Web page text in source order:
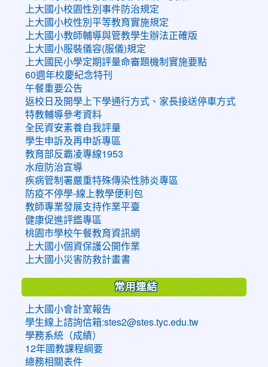
上大國小校園性別事件防治規定
上大國小校性別平等教育實施規定
上大國小教師輔導與管教學生辦法正確版
上大國小服裝儀容(服儀)規定
上大國民小學定期評量命審題機制實施要點
60週年校慶紀念特刊
午餐重要公告
返校日及開學上下學通行方式、家長接送停車方式
特教輔導參考資料
全民資安素養自我評量
學生申訴及再申訴專區
教育部反霸凌專線1953
水痘防治宣導
疾病管制署嚴重特殊傳染性肺炎專區
防疫不停學-線上教學便利包
教師專業發展支持作業平臺
健康促進評鑑專區
桃園市學校午餐教育資訊網
上大國小個資保護公開作業
上大國小災害防救計畫書
常用連結
上大國小會計室報告
學生線上諮詢信箱:stes2@stes.tyc.edu.tw
學務系統（成績）
12年國教課程綱要
總務相關表件